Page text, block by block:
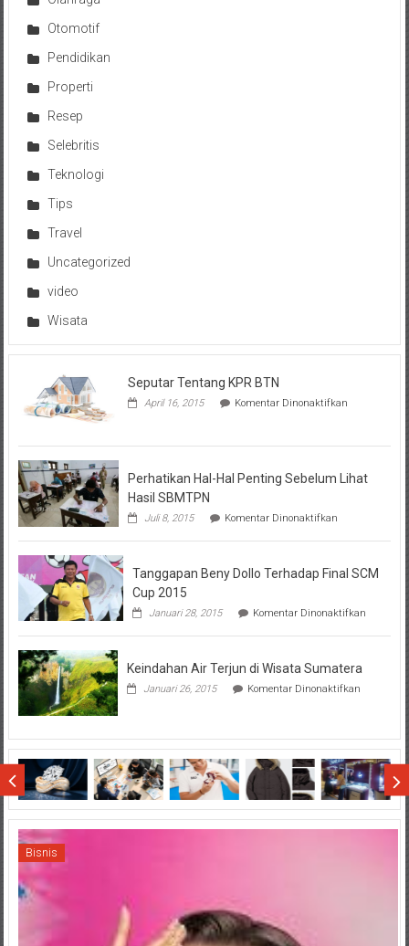
Otomotif
Pendidikan
Properti
Resep
Selebritis
Teknologi
Tips
Travel
Uncategorized
video
Wisata
Seputar Tentang KPR BTN
April 16, 2015 Komentar Dinonaktifkanpada
Perhatikan Hal-Hal Penting Sebelum Lihat
Hasil SBMTPN
Juli 8, 2015 Komentar Dinonaktifkanpada
Hal-
Penting
Hasil
Tanggapan Beny Dollo Terhadap Final SCM
Cup 2015
Januari 28, 2015 Komentar Dinonaktifkanpada
Beny
Keindahan Air Terjun di Wisata Sumatera
Januari 26, 2015 Komentar Dinonaktifkanpada
di
Wisata
Sumatera
Bisnis